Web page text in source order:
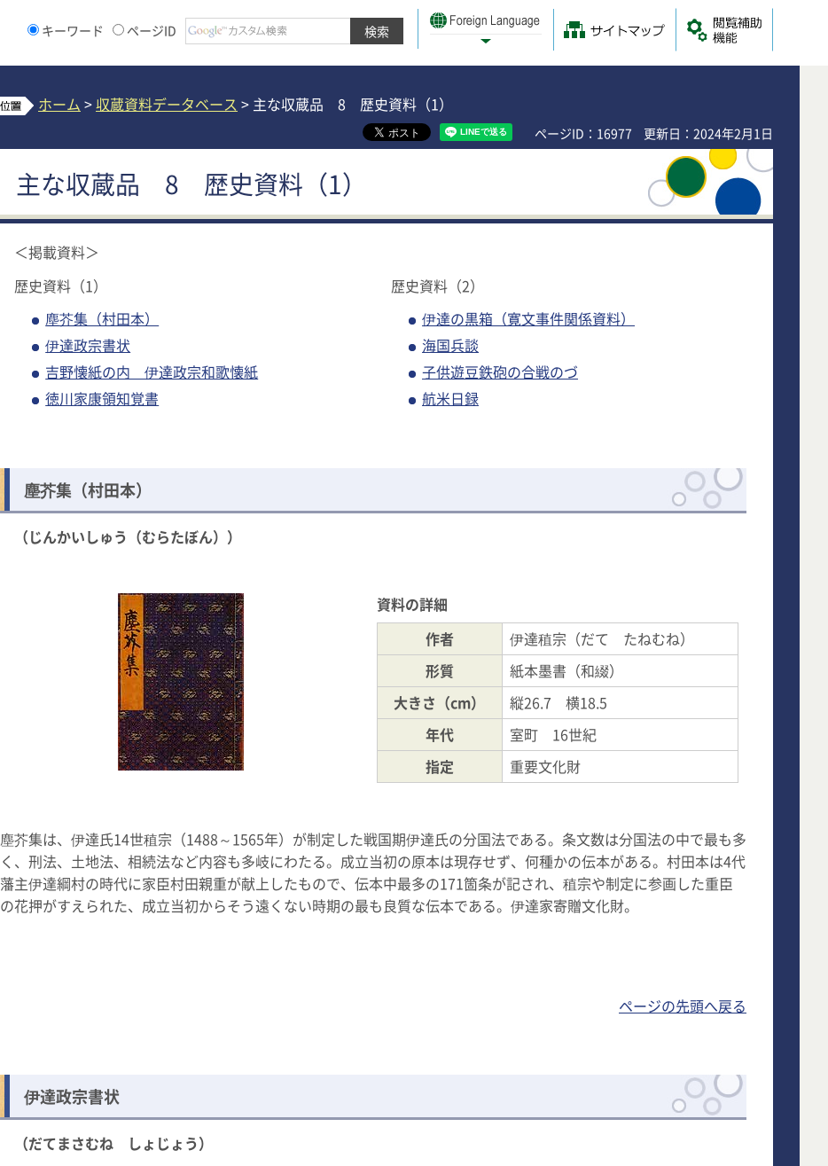
キーワード ページID
Foreign Language
Select Language
サイトマップ
ホーム >収蔵資料データベース > 主な収蔵品 8 歴史資料（1）
ページID：16977 更新日：2024年2月1日
主な収蔵品 8 歴史資料（1）
＜掲載資料＞
歴史資料（1）
塵芥集（村田本）
伊達政宗書状
吉野懐紙の内 伊達政宗和歌懐紙
徳川家康領知覚書
歴史資料（2）
伊達の黒箱（寛文事件関係資料）
海国兵談
子供遊豆鉄砲の合戦のづ
航米日録
塵芥集（村田本）
（じんかいしゅう（むらたぼん））
資料の詳細
作者
伊達稙宗（だて たねむね）
形質
紙本墨書（和綴）
大きさ（cm）
縦26.7 横18.5
年代
室町 16世紀
指定
重要文化財
塵芥集は、伊達氏14世稙宗（1488～1565年）が制定した戦国期伊達氏の分国法である。条文数は分国法の中で最も多
く、刑法、土地法、相続法など内容も多岐にわたる。成立当初の原本は現存せず、何種かの伝本がある。村田本は4代
藩主伊達綱村の時代に家臣村田親重が献上したもので、伝本中最多の171箇条が記され、稙宗や制定に参画した重臣
の花押がすえられた、成立当初からそう遠くない時期の最も良質な伝本である。伊達家寄贈文化財。
ページの先頭へ戻る
伊達政宗書状
（だてまさむね しょじょう）